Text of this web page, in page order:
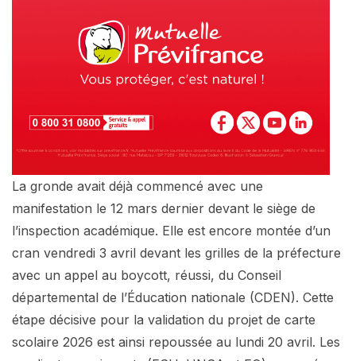
La gronde avait déjà commencé avec une
manifestation le 12 mars dernier devant le siège de
l’inspection académique. Elle est encore montée d’un
cran vendredi 3 avril devant les grilles de la préfecture
avec un appel au boycott, réussi, du Conseil
départemental de l’Éducation nationale (CDEN). Cette
étape décisive pour la validation du projet de carte
scolaire 2026 est ainsi repoussée au lundi 20 avril. Les